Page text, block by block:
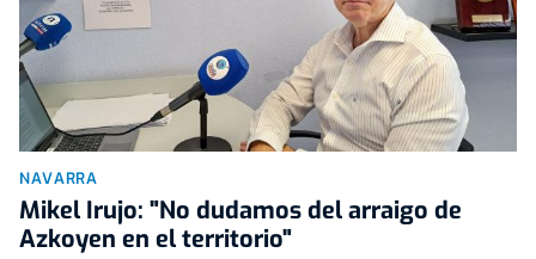
NAVARRA
Mikel Irujo: "No dudamos del arraigo de
Azkoyen en el territorio"